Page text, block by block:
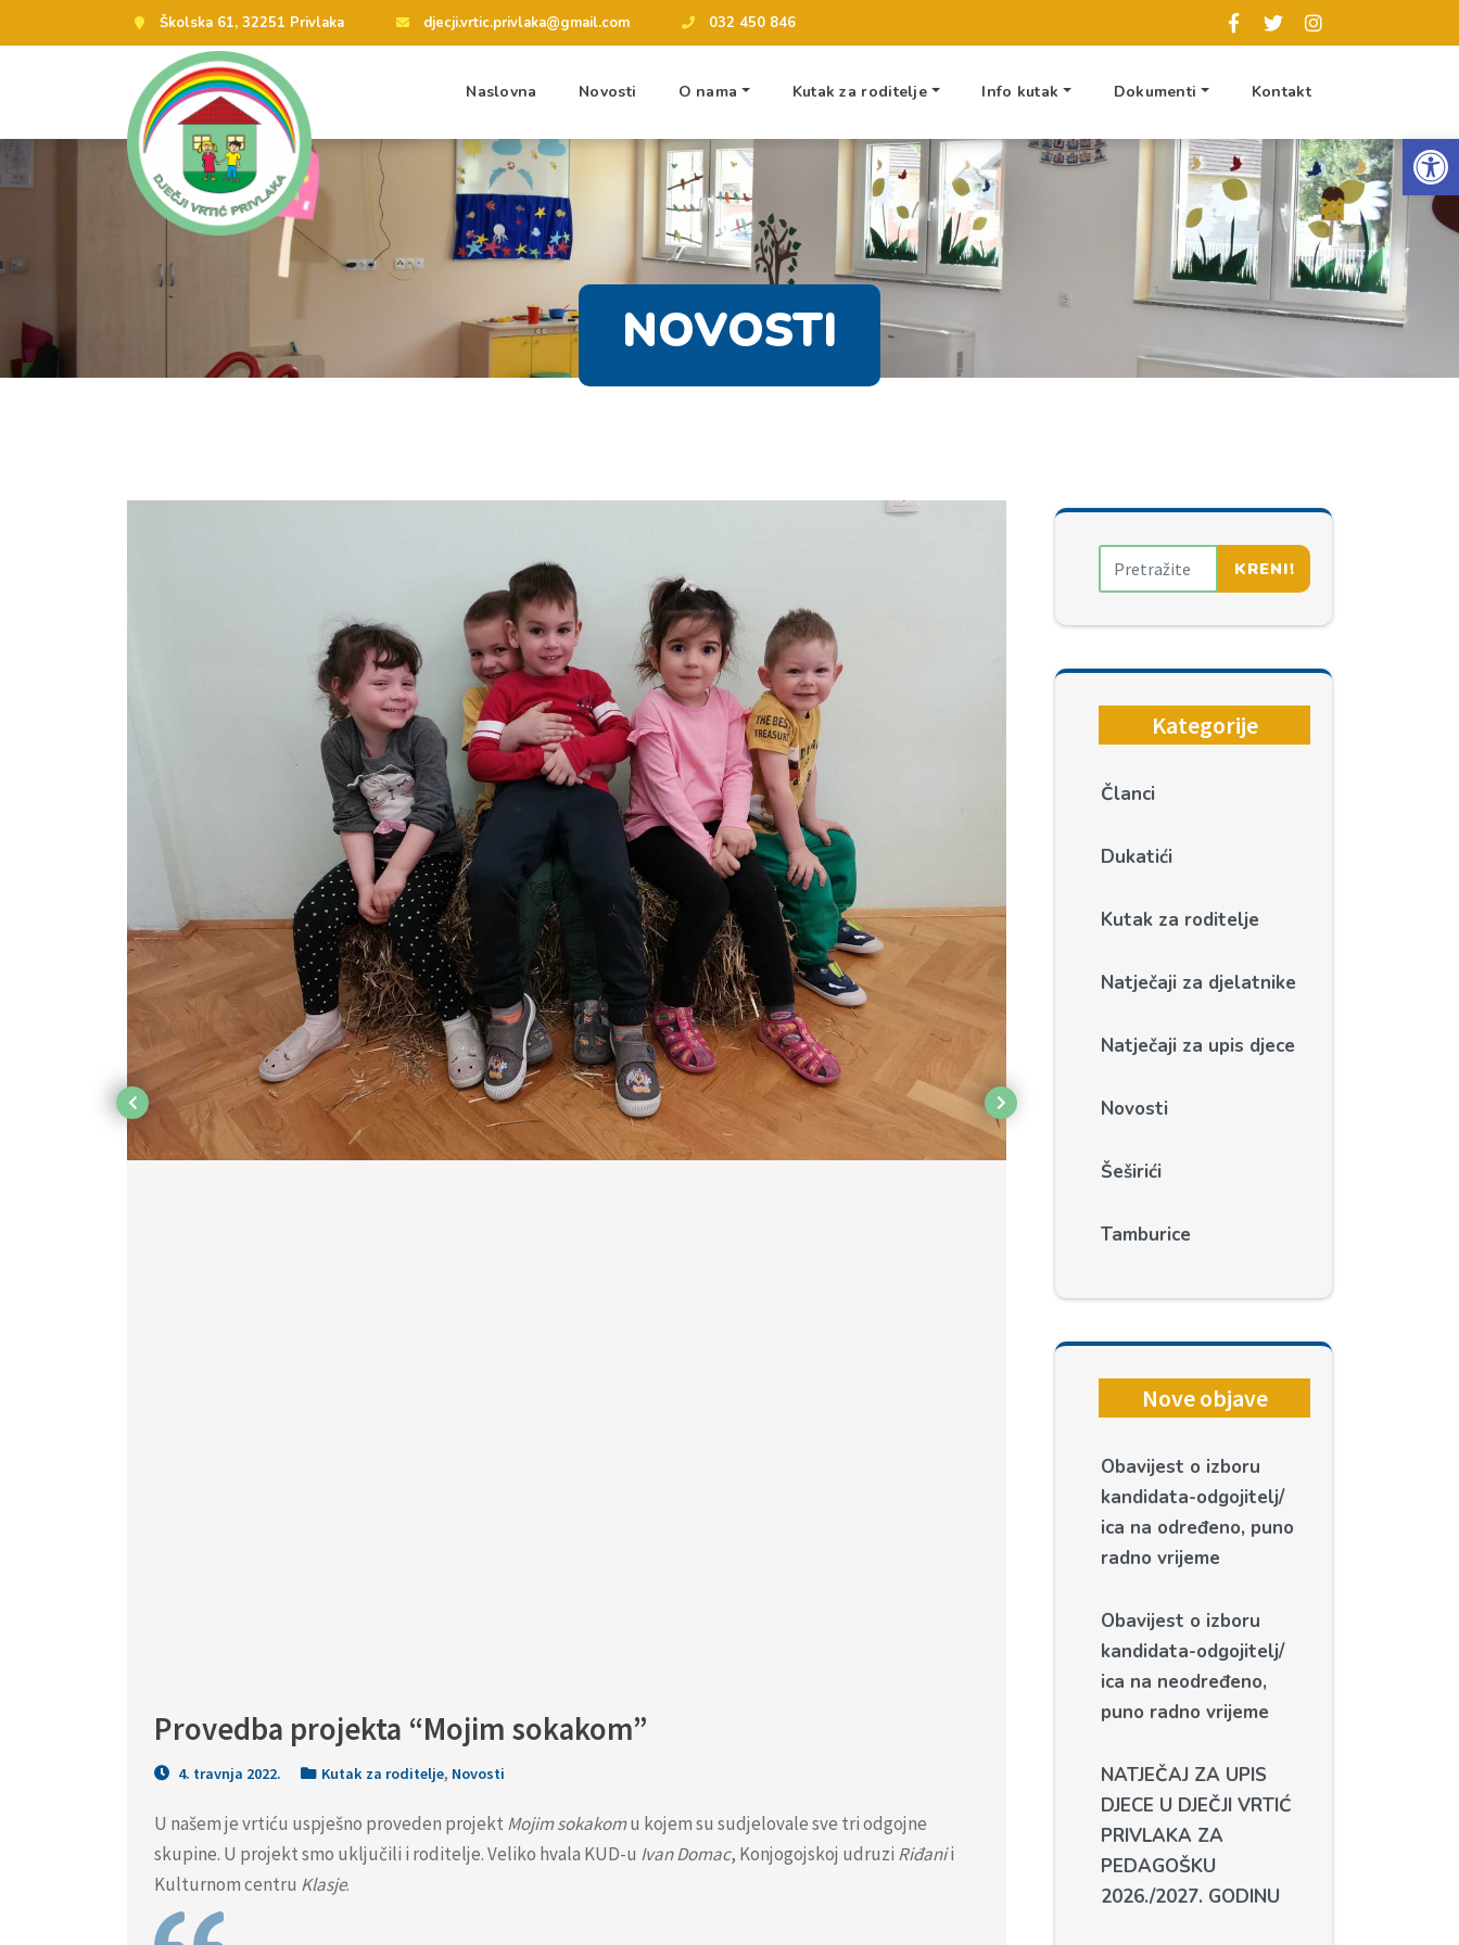
Školska 61, 32251 Privlaka djecji.vrtic.privlaka@gmail.com 032 450 846
Naslovna Novosti O nama Kutak za roditelje Info kutak Dokumenti Kontakt
NOVOSTI
Provedba projekta “Mojim sokakom”
4. travnja 2022. Kutak za roditelje, Novosti
U našem je vrtiću uspješno proveden projekt Mojim sokakomu kojem su sudjelovale sve tri odgojne
skupine. U projekt smo uključili i roditelje. Veliko hvala KUD-u Ivan Domac, Konjogojskoj udruzi Riđanii
Kulturnom centru Klasje.
KRENI!
Kategorije
Članci
Dukatići
Kutak za roditelje
Natječaji za djelatnike
Natječaji za upis djece
Novosti
Šeširići
Tamburice
Nove objave
Obavijest o izboru
kandidata-odgojitelj/
ica na određeno, puno
radno vrijeme
Obavijest o izboru
kandidata-odgojitelj/
ica na neodređeno,
puno radno vrijeme
NATJEČAJ ZA UPIS
DJECE U DJEČJI VRTIĆ
PRIVLAKA ZA
PEDAGOŠKU
2026./2027. GODINU